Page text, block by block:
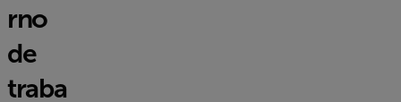
rno
de
traba